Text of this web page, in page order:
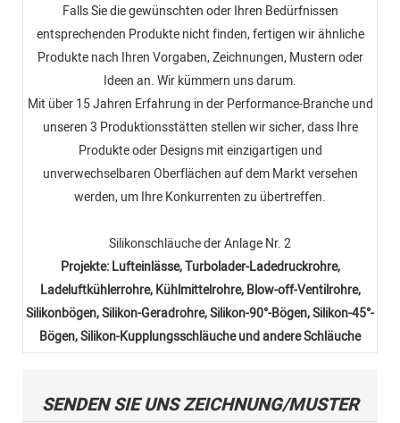
Falls Sie die gewünschten oder Ihren Bedürfnissen
entsprechenden Produkte nicht finden, fertigen wir ähnliche
Produkte nach Ihren Vorgaben, Zeichnungen, Mustern oder
Ideen an. Wir kümmern uns darum.
Mit über 15 Jahren Erfahrung in der Performance-Branche und
unseren 3 Produktionsstätten stellen wir sicher, dass Ihre
Produkte oder Designs mit einzigartigen und
unverwechselbaren Oberflächen auf dem Markt versehen
werden, um Ihre Konkurrenten zu übertreffen.
Silikonschläuche der Anlage Nr. 2
Projekte: Lufteinlässe, Turbolader-Ladedruckrohre,
Ladeluftkühlerrohre, Kühlmittelrohre, Blow-off-Ventilrohre,
Silikonbögen, Silikon-Geradrohre, Silikon-90°-Bögen, Silikon-45°-
Bögen, Silikon-Kupplungsschläuche und andere Schläuche
SENDEN SIE UNS ZEICHNUNG/MUSTER